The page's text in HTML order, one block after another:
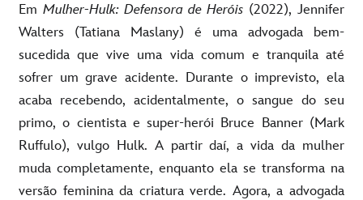
Em Mulher-Hulk: Defensora de Heróis (2022), Jennifer
Walters (Tatiana Maslany) é uma advogada bem-
sucedida que vive uma vida comum e tranquila até
sofrer um grave acidente. Durante o imprevisto, ela
acaba recebendo, acidentalmente, o sangue do seu
primo, o cientista e super-herói Bruce Banner (Mark
Ruffulo), vulgo Hulk. A partir daí, a vida da mulher
muda completamente, enquanto ela se transforma na
versão feminina da criatura verde. Agora, a advogada